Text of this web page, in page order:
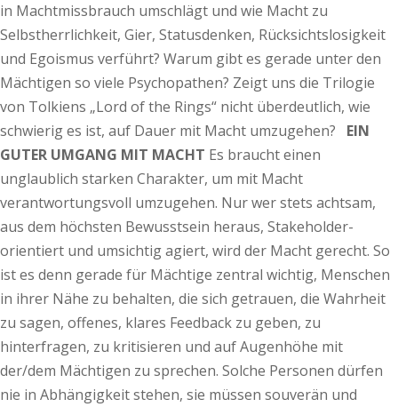
in Machtmissbrauch umschlägt und wie Macht zu
Selbstherrlichkeit, Gier, Statusdenken, Rücksichtslosigkeit
und Egoismus verführt? Warum gibt es gerade unter den
Mächtigen so viele Psychopathen? Zeigt uns die Trilogie
von Tolkiens „Lord of the Rings“ nicht überdeutlich, wie
schwierig es ist, auf Dauer mit Macht umzugehen? EIN
GUTER UMGANG MIT MACHT Es braucht einen
unglaublich starken Charakter, um mit Macht
verantwortungsvoll umzugehen. Nur wer stets achtsam,
aus dem höchsten Bewusstsein heraus, Stakeholder-
orientiert und umsichtig agiert, wird der Macht gerecht. So
ist es denn gerade für Mächtige zentral wichtig, Menschen
in ihrer Nähe zu behalten, die sich getrauen, die Wahrheit
zu sagen, offenes, klares Feedback zu geben, zu
hinterfragen, zu kritisieren und auf Augenhöhe mit
der/dem Mächtigen zu sprechen. Solche Personen dürfen
nie in Abhängigkeit stehen, sie müssen souverän und